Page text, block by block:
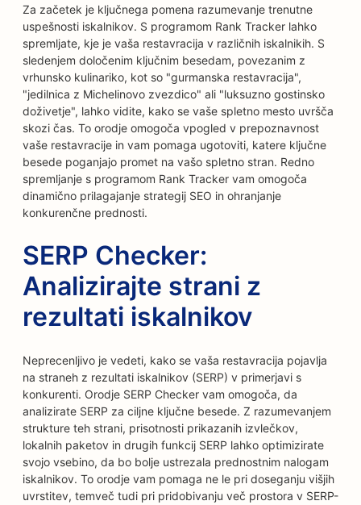
Za začetek je ključnega pomena razumevanje trenutne
uspešnosti iskalnikov. S programom Rank Tracker lahko
spremljate, kje je vaša restavracija v različnih iskalnikih. S
sledenjem določenim ključnim besedam, povezanim z
vrhunsko kulinariko, kot so "gurmanska restavracija",
"jedilnica z Michelinovo zvezdico" ali "luksuzno gostinsko
doživetje", lahko vidite, kako se vaše spletno mesto uvršča
skozi čas. To orodje omogoča vpogled v prepoznavnost
vaše restavracije in vam pomaga ugotoviti, katere ključne
besede poganjajo promet na vašo spletno stran. Redno
spremljanje s programom Rank Tracker vam omogoča
dinamično prilagajanje strategij SEO in ohranjanje
konkurenčne prednosti.
SERP Checker:
Analizirajte strani z
rezultati iskalnikov
Neprecenljivo je vedeti, kako se vaša restavracija pojavlja
na straneh z rezultati iskalnikov (SERP) v primerjavi s
konkurenti. Orodje SERP Checker vam omogoča, da
analizirate SERP za ciljne ključne besede. Z razumevanjem
strukture teh strani, prisotnosti prikazanih izvlečkov,
lokalnih paketov in drugih funkcij SERP lahko optimizirate
svojo vsebino, da bo bolje ustrezala prednostnim nalogam
iskalnikov. To orodje vam pomaga ne le pri doseganju višjih
uvrstitev, temveč tudi pri pridobivanju več prostora v SERP-